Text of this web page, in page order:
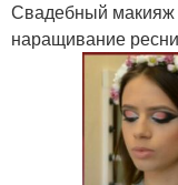
Свадебный макияж
наращивание